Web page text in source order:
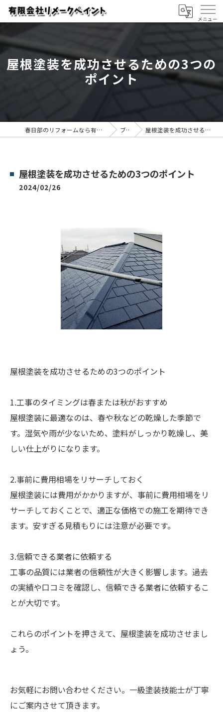
屋根塗装を成功させるための3つの
ポイント
春日部のリフォームなら有限会社リメークペイント ブログ 屋根塗装を成功させるための3つのポイント
屋根塗装を成功させるための3つのポイント
2024/02/26
屋根塗装を成功させるための3つのポイント
1.工事のタイミングは春または秋がおすすめ
屋根塗装に最適なのは、春や秋などの乾燥した季節で
す。湿気や雨が少ないため、塗料がしっかり乾燥し、美
しい仕上がりになります。
2.事前に費用相場をリサーチしておく
屋根塗装には費用がかかりますが、事前に費用相場をリ
サーチしておくことで、適正な価格での施工を期待でき
ます。安すぎる見積もりには注意が必要です。
3.信頼できる業者に依頼する
工事の品質には業者の信頼性が大きく影響します。過去
の実績や口コミを確認し、信頼できる業者に依頼するこ
とが大切です。
これらのポイントを押さえて、屋根塗装を成功させまし
ょう。
お気軽にお問い合わせください。一級塗装技能士が丁寧
にご案内させて頂きます。